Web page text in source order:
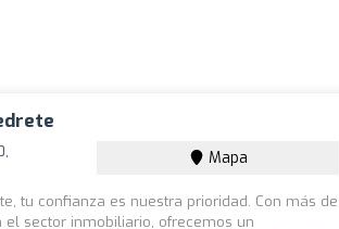
Mapa
tu confianza es nuestra prioridad. Con más de
el sector inmobiliario, ofrecemos un